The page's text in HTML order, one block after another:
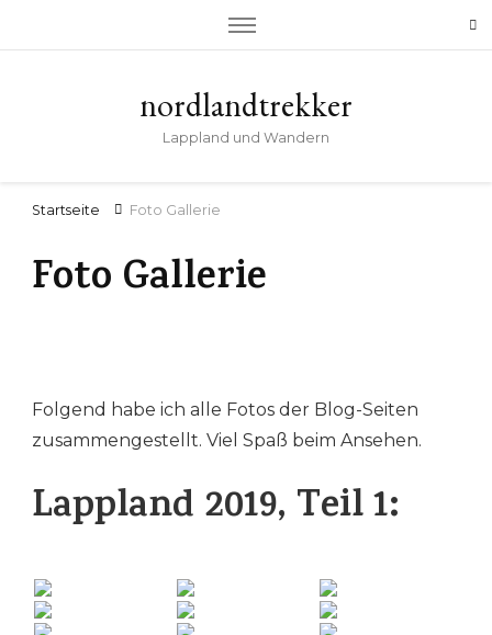
nordlandtrekker
Lappland und Wandern
Startseite Foto Gallerie
Foto Gallerie
Folgend habe ich alle Fotos der Blog-Seiten
zusammengestellt. Viel Spaß beim Ansehen.
Lappland 2019, Teil 1: